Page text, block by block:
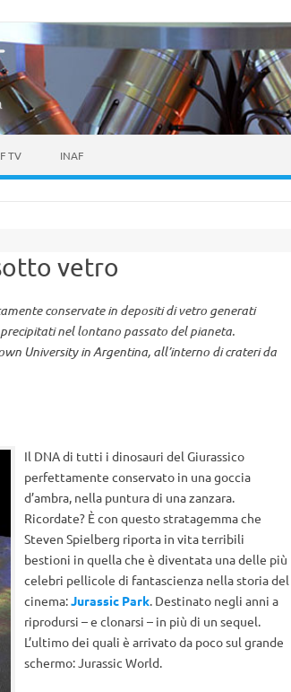
TV INAF
vetro
conservate in depositi di vetro generati
nel lontano passato del pianeta.
University in Argentina, all’interno di crateri da
Il DNA di tutti i dinosauri del Giurassico
perfettamente conservato in una goccia
d’ambra, nella puntura di una zanzara.
Ricordate? È con questo stratagemma che
Steven Spielberg riporta in vita terribili
bestioni in quella che è diventata una delle più
celebri pellicole di fantascienza nella storia del
cinema:Jurassic Park. Destinato negli anni a
riprodursi – e clonarsi – in più di un sequel.
L’ultimo dei quali è arrivato da poco sul grande
schermo: Jurassic World.